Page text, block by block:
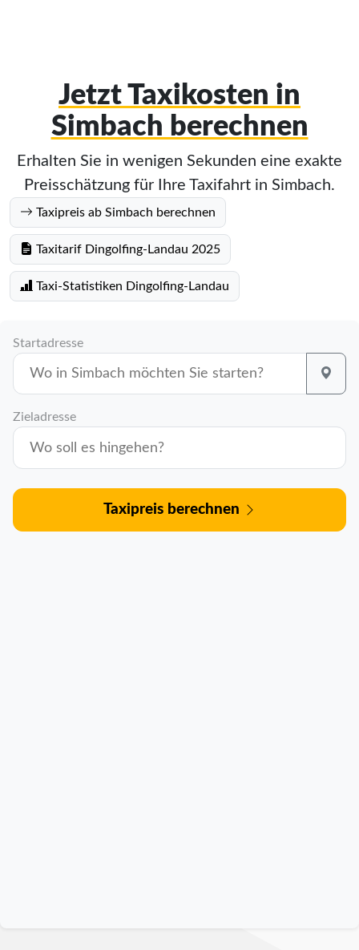
Jetzt Taxikosten in
Simbach berechnen
Erhalten Sie in wenigen Sekunden eine exakte
Preisschätzung für Ihre Taxifahrt in Simbach.
Taxipreis ab Simbach berechnen
Taxitarif Dingolfing-Landau 2025
Taxi-Statistiken Dingolfing-Landau
Startadresse
Zieladresse
Taxipreis berechnen